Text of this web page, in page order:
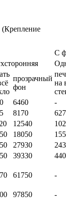
С
прозрачный
фон
на
6460
-
8170
12540
18050
27930
39330
61750 -
97850
-